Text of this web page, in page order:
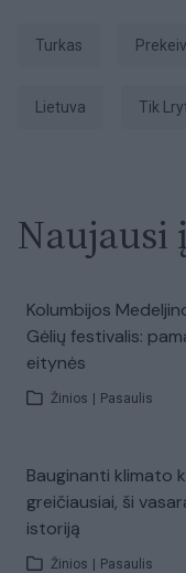
turkas
Lietuva tik
Naujausi
Kolumbijos
Gėlių festivalis:
eitynės
Žinios Pasaulis
Bauginanti klimato
greičiausiai, ši
istoriją
Žinios Pasaulis